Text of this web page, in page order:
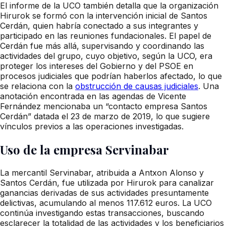
El informe de la UCO también detalla que la organización
Hirurok se formó con la intervención inicial de Santos
Cerdán, quien habría conectado a sus integrantes y
participado en las reuniones fundacionales. El papel de
Cerdán fue más allá, supervisando y coordinando las
actividades del grupo, cuyo objetivo, según la UCO, era
proteger los intereses del Gobierno y del PSOE en
procesos judiciales que podrían haberlos afectado, lo que
se relaciona con la obstrucción de causas judiciales. Una
anotación encontrada en las agendas de Vicente
Fernández mencionaba un “contacto empresa Santos
Cerdán” datada el 23 de marzo de 2019, lo que sugiere
vínculos previos a las operaciones investigadas.
Uso de la empresa Servinabar
La mercantil Servinabar, atribuida a Antxon Alonso y
Santos Cerdán, fue utilizada por Hirurok para canalizar
ganancias derivadas de sus actividades presuntamente
delictivas, acumulando al menos 117.612 euros. La UCO
continúa investigando estas transacciones, buscando
esclarecer la totalidad de las actividades y los beneficiarios